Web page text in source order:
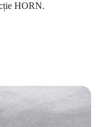
HORN.